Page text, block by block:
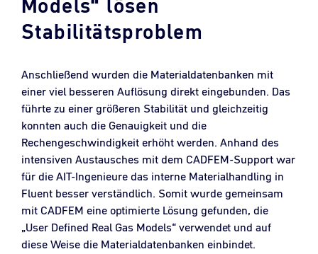
Stabilitätsproblem
Anschließend wurden die Materialdatenbanken mit
einer viel besseren Auflösung direkt eingebunden. Das
führte zu einer größeren Stabilität und gleichzeitig
konnten auch die Genauigkeit und die
Rechengeschwindigkeit erhöht werden. Anhand des
intensiven Austausches mit dem CADFEM-Support war
für die AIT-Ingenieure das interne Materialhandling in
Fluent besser verständlich. Somit wurde gemeinsam
mit CADFEM eine optimierte Lösung gefunden, die
„User Defined Real Gas Models“ verwendet und auf
diese Weise die Materialdatenbanken einbindet.